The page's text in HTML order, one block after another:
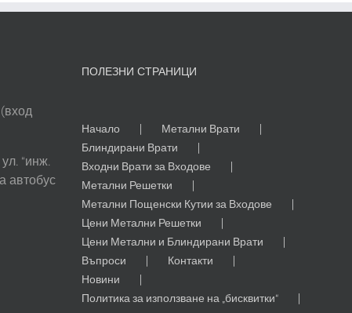
и
“инж.
автобус
ПОЛЕЗНИ СТРАНИЦИ
Начало
Метални Врати
Блиндирани Врати
Входни Врати за Входове
Метални Решетки
Метални Пощенски Кутии за Входове
Цени Метални Решетки
Цени Метални и Блиндирани Врати
Въпроси
Контакти
Новини
Политика за използване на „бисквитки“